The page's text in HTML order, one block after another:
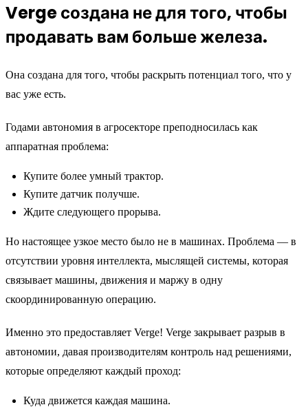
Verge создана не для того, чтобы
продавать вам больше железа.
Она создана для того, чтобы раскрыть потенциал того, что у
вас уже есть.
Годами автономия в агросекторе преподносилась как
аппаратная проблема:
Купите более умный трактор.
Купите датчик получше.
Ждите следующего прорыва.
Но настоящее узкое место было не в машинах. Проблема — в
отсутствии уровня интеллекта, мыслящей системы, которая
связывает машины, движения и маржу в одну
скоординированную операцию.
Именно это предоставляет Verge! Verge закрывает разрыв в
автономии, давая производителям контроль над решениями,
которые определяют каждый проход:
Куда движется каждая машина.